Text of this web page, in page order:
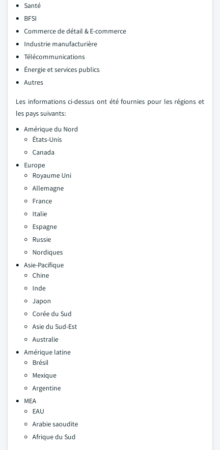
Santé
BFSI
Commerce de détail & E-commerce
Industrie manufacturière
Télécommunications
Énergie et services publics
Autres
Les informations ci-dessus ont été fournies pour les régions et
les pays suivants:
Amérique du Nord
États-Unis
Canada
Europe
Royaume Uni
Allemagne
France
Italie
Espagne
Russie
Nordiques
Asie-Pacifique
Chine
Inde
Japon
Corée du Sud
Asie du Sud-Est
Australie
Amérique latine
Brésil
Mexique
Argentine
MEA
EAU
Arabie saoudite
Afrique du Sud